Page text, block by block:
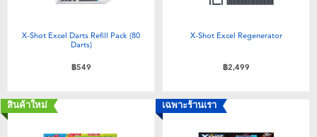
ของเล่นสำหรับเด็กทารกและวัยหัดเดิน
แบตเตอรี่
X-Shot Excel Darts Refill Pack (80
Darts)
฿549
X-Shot Excel Regenerator
฿2,499
สินค้าใหม่ เฉพาะร้านเรา